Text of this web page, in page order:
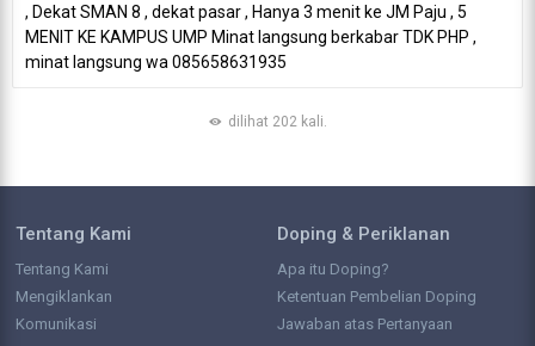
, Dekat SMAN 8 , dekat pasar , Hanya 3 menit ke JM Paju , 5
MENIT KE KAMPUS UMP Minat langsung berkabar TDK PHP ,
minat langsung wa 085658631935
dilihat 202 kali.
Tentang Kami
Tentang Kami
Mengiklankan
Komunikasi
Doping & Periklanan
Apa itu Doping?
Ketentuan Pembelian Doping
Jawaban atas Pertanyaan